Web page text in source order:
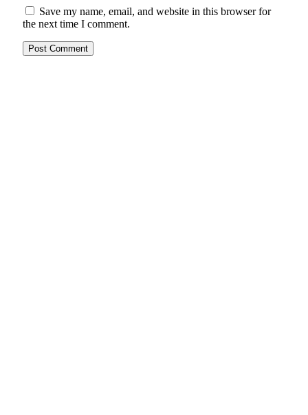
Save my name, email, and website in this browser for
the next time I comment.